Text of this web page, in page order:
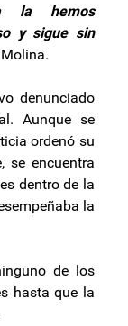
la hemos
y sigue sin
denunciado
Aunque se
ordenó su
se encuentra
dentro de la
la
de los
hasta que la